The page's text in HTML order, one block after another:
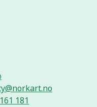
181